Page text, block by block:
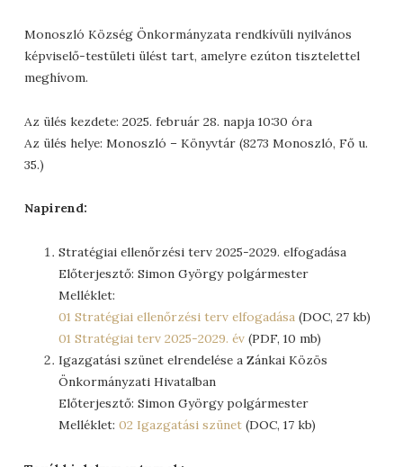
Monoszló Község Önkormányzata rendkívüli nyilvános
képviselő-testületi ülést tart, amelyre ezúton tisztelettel
meghívom.
Az ülés kezdete: 2025. február 28. napja 10:30 óra
Az ülés helye: Monoszló – Könyvtár (8273 Monoszló, Fő u.
35.)
Napirend:
Stratégiai ellenőrzési terv 2025-2029. elfogadása
Előterjesztő: Simon György polgármester
Melléklet:
01 Stratégiai ellenőrzési terv elfogadása (DOC, 27 kb)
01 Stratégiai terv 2025-2029. év (PDF, 10 mb)
Igazgatási szünet elrendelése a Zánkai Közös
Önkormányzati Hivatalban
Előterjesztő: Simon György polgármester
Melléklet:02 Igazgatási szünet (DOC, 17 kb)